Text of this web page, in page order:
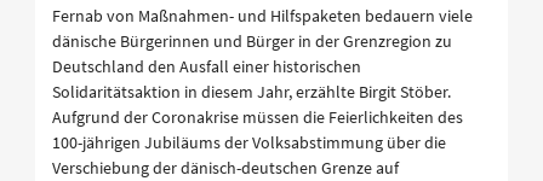
Fernab von Maßnahmen- und Hilfspaketen bedauern viele
dänische Bürgerinnen und Bürger in der Grenzregion zu
Deutschland den Ausfall einer historischen
Solidaritätsaktion in diesem Jahr, erzählte Birgit Stöber.
Aufgrund der Coronakrise müssen die Feierlichkeiten des
100-jährigen Jubiläums der Volksabstimmung über die
Verschiebung der dänisch-deutschen Grenze auf